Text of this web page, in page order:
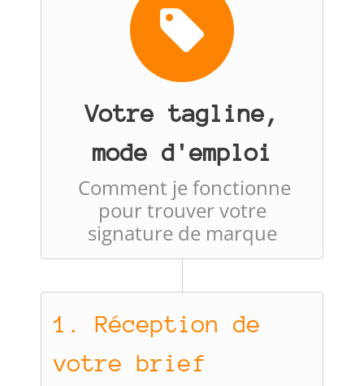
Votre tagline,
mode d'emploi
Comment je fonctionne
pour trouver votre
signature de marque
1. Réception de
votre brief